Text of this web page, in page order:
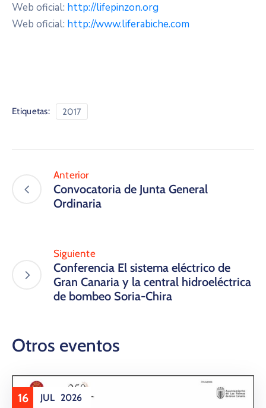
Web oficial: http://lifepinzon.org
Web oficial: http://www.liferabiche.com
Etiquetas: 2017
Anterior
Convocatoria de Junta General
Ordinaria
Siguiente
Conferencia El sistema eléctrico de
Gran Canaria y la central hidroeléctrica
de bombeo Soria-Chira
Otros eventos
16 JUL 2026